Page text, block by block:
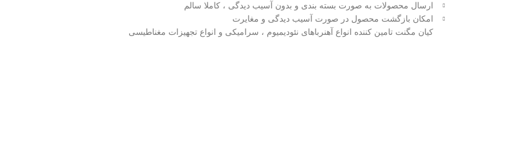
ارسال محصولات به صورت بسته بندی و بدون آسیب دیدگی ، کاملا سالم
امکان بازگشت محصول در صورت آسیب دیدگی و مغایرت
کیان مگنت تامین کننده انواع آهنرباهای نئودیمیوم ، سرامیکی و انواع تجهیزات مغناطیسی